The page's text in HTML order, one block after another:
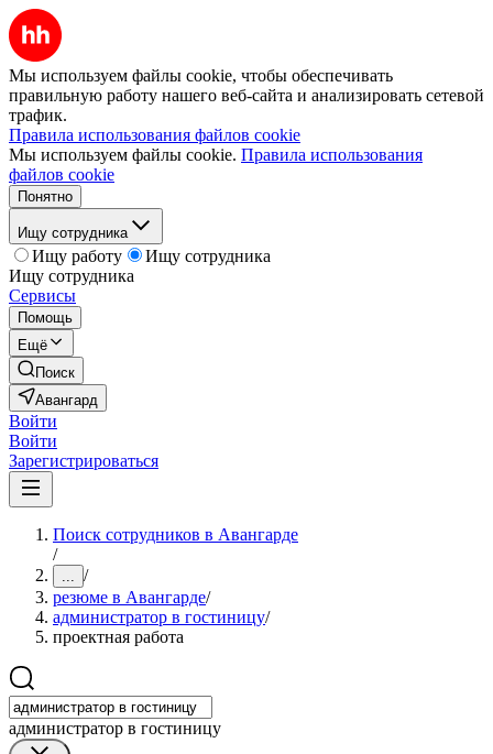
Мы используем файлы cookie, чтобы обеспечивать
правильную работу нашего веб-сайта и анализировать сетевой
трафик.
Правила использования файлов cookie
Мы используем файлы cookie. Правила использования
файлов cookie
Понятно
Ищу сотрудника
Ищу работу
Ищу сотрудника
Ищу сотрудника
Сервисы
Помощь
Ещё
Поиск
Авангард
Войти
Войти
Зарегистрироваться
Поиск сотрудников в Авангарде
/
... /
резюме в Авангарде/
администратор в гостиницу/
проектная работа
администратор в гостиницу